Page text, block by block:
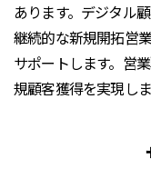
あります。デジタル
継続的な新規開拓営
サポートします。営
規顧客獲得を実現しま